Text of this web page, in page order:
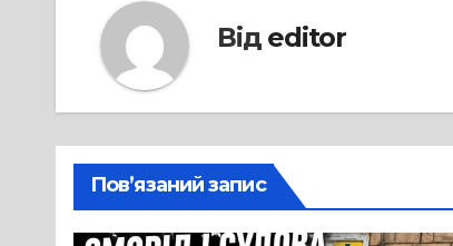
Від editor
Пов’язаний запис